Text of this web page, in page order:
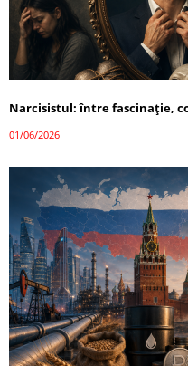
Narcisistul: între fascinație,
01/06/2026